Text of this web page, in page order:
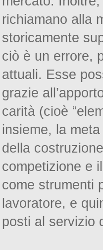
richiamano alla
storicamente
ciò è un errore,
attuali. Esse
grazie
carità (cioè
insieme, la
della
competizione e
come strumenti
lavoratore, e
posti al servizio